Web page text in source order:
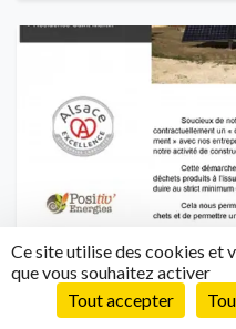
blanchissement, privant ainsi
Newsletter 13 - Le
Soucieux de notre
Ce site utilise des cookies et
que vous souhaitez activer
Tout accepter